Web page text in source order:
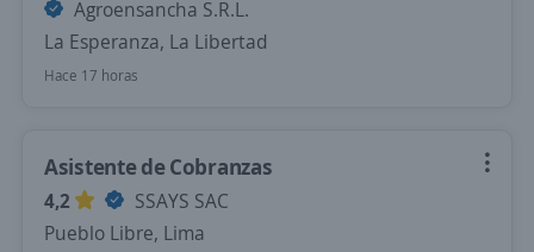
Agroensancha S.R.L.
La Esperanza, La Libertad
Hace 17 horas
Asistente de Cobranzas
4,2
SSAYS SAC
Pueblo Libre, Lima